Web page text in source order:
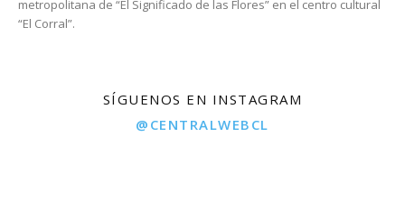
metropolitana de “El Significado de las Flores” en el centro cultural
“El Corral”.
SÍGUENOS EN INSTAGRAM
@CENTRALWEBCL